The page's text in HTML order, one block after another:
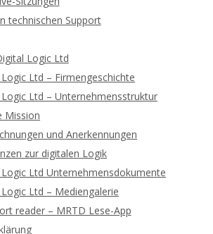
technischen Support
Logic Ltd
Ltd – Firmengeschichte
Ltd – Unternehmensstruktur
Mission
und Anerkennungen
zur digitalen Logik
Ltd Unternehmensdokumente
Ltd – Mediengalerie
reader – MRTD Lese-App